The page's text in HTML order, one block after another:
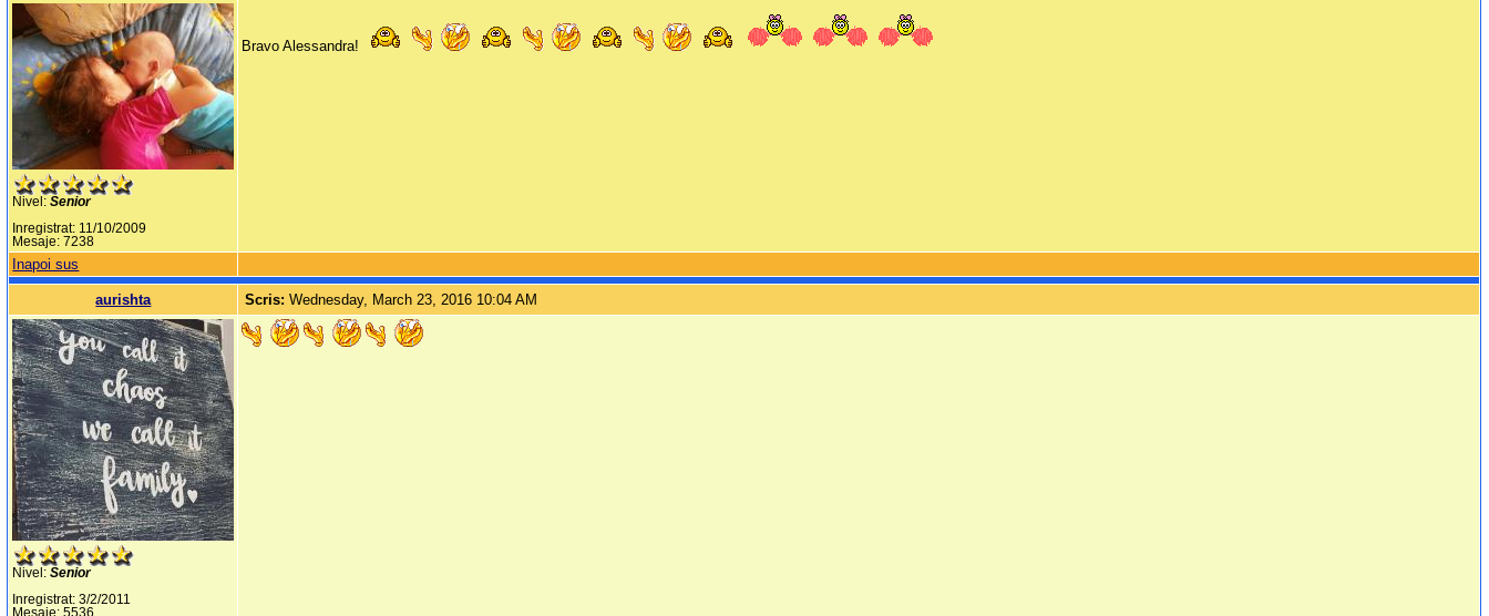
Nivel:Senior
Inregistrat: 11/10/2009
Mesaje: 7238
Bravo Alessandra!
Inapoi sus
aurishta Scris:Wednesday, March 23, 2016 10:04 AM
Nivel:Senior
Inregistrat: 3/2/2011
Mesaje: 5536